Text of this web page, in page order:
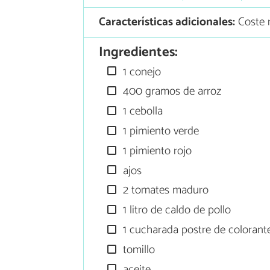
Características adicionales:Coste
Ingredientes:
1 conejo
400 gramos de arroz
1 cebolla
1 pimiento verde
1 pimiento rojo
ajos
2 tomates maduro
1 litro de caldo de pollo
1 cucharada postre de
tomillo